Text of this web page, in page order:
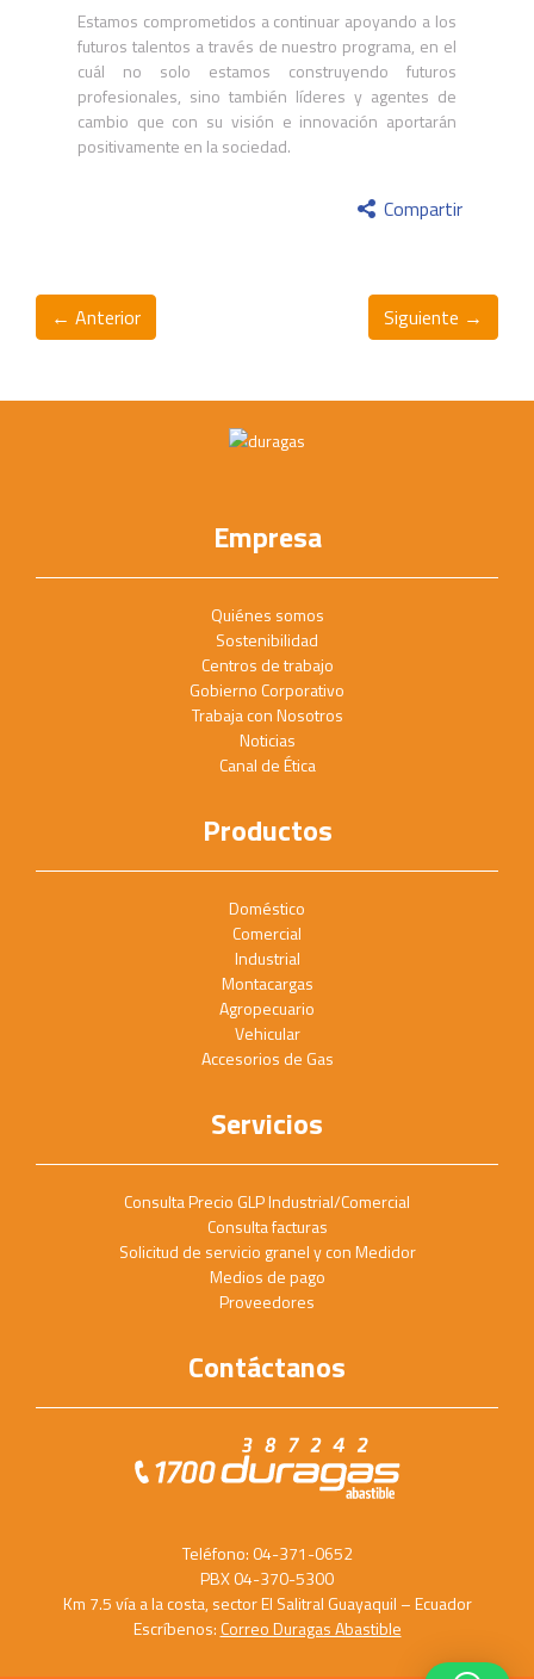
Estamos comprometidos a continuar apoyando a los
futuros talentos a través de nuestro programa, en el
cuál no solo estamos construyendo futuros
profesionales, sino también líderes y agentes de
cambio que con su visión e innovación aportarán
positivamente en la sociedad.
Compartir
← Anterior Siguiente →
Empresa
Quiénes somos
Sostenibilidad
Centros de trabajo
Gobierno Corporativo
Trabaja con Nosotros
Noticias
Canal de Ética
Productos
Doméstico
Comercial
Industrial
Montacargas
Agropecuario
Vehicular
Accesorios de Gas
Servicios
Consulta Precio GLP Industrial/Comercial
Consulta facturas
Solicitud de servicio granel y con Medidor
Medios de pago
Proveedores
Contáctanos
Teléfono: 04-371-0652
PBX 04-370-5300
Km 7.5 vía a la costa, sector El Salitral Guayaquil – Ecuador
Escríbenos:Correo Duragas Abastible